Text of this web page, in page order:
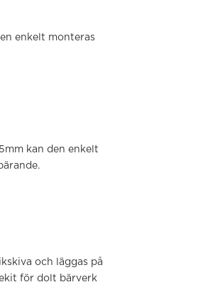
enkelt monteras
kan den enkelt
och läggas på
för dolt bärverk